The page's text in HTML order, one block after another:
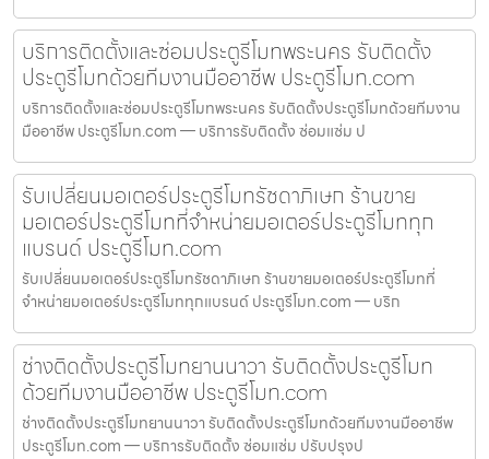
บริการติดตั้งและซ่อมประตูรีโมทพระนคร รับติดตั้ง
ประตูรีโมทด้วยทีมงานมืออาชีพ ประตูรีโมท.com
บริการติดตั้งและซ่อมประตูรีโมทพระนคร รับติดตั้งประตูรีโมทด้วยทีมงาน
มืออาชีพ ประตูรีโมท.com — บริการรับติดตั้ง ซ่อมแซ่ม ป
รับเปลี่ยนมอเตอร์ประตูรีโมทรัชดาภิเษก ร้านขาย
มอเตอร์ประตูรีโมทที่จำหน่ายมอเตอร์ประตูรีโมททุก
แบรนด์ ประตูรีโมท.com
รับเปลี่ยนมอเตอร์ประตูรีโมทรัชดาภิเษก ร้านขายมอเตอร์ประตูรีโมทที่
จำหน่ายมอเตอร์ประตูรีโมททุกแบรนด์ ประตูรีโมท.com — บริก
ช่างติดตั้งประตูรีโมทยานนาวา รับติดตั้งประตูรีโมท
ด้วยทีมงานมืออาชีพ ประตูรีโมท.com
ช่างติดตั้งประตูรีโมทยานนาวา รับติดตั้งประตูรีโมทด้วยทีมงานมืออาชีพ
ประตูรีโมท.com — บริการรับติดตั้ง ซ่อมแซ่ม ปรับปรุงป